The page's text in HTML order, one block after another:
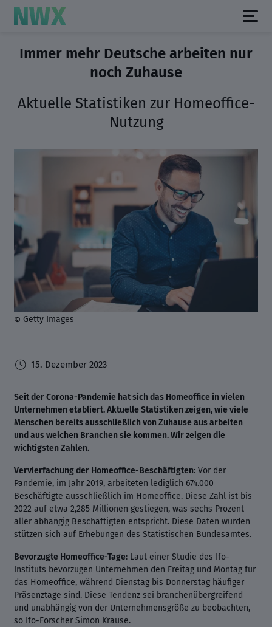
Immer mehr Deutsche arbeiten nur
noch Zuhause
Aktuelle Statistiken zur Homeoffice-
Nutzung
© Getty Images
15. Dezember 2023
Seit der Corona-Pandemie hat sich das Homeoffice in vielen
Unternehmen etabliert. Aktuelle Statistiken zeigen, wie viele
Menschen bereits ausschließlich von Zuhause aus arbeiten
und aus welchen Branchen sie kommen. Wir zeigen die
wichtigsten Zahlen.
Vervierfachung der Homeoffice-Beschäftigten: Vor der
Pandemie, im Jahr 2019, arbeiteten lediglich 674.000
Beschäftigte ausschließlich im Homeoffice. Diese Zahl ist bis
2022 auf etwa 2,285 Millionen gestiegen, was sechs Prozent
aller abhängig Beschäftigten entspricht. Diese Daten wurden
stützen sich auf Erhebungen des Statistischen Bundesamtes.
Bevorzugte Homeoffice-Tage: Laut einer Studie des Ifo-
Instituts bevorzugen Unternehmen den Freitag und Montag für
das Homeoffice, während Dienstag bis Donnerstag häufiger
Präsenztage sind. Diese Tendenz sei branchenübergreifend
und unabhängig von der Unternehmensgröße zu beobachten,
so Ifo-Forscher Simon Krause.